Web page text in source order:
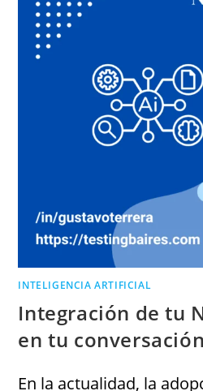
INTELIGENCIA ARTIFICIAL
Integración de tu
en tu
En la actualidad, la